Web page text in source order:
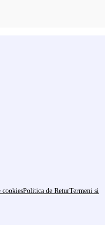
cookiesPolitica de ReturTermeni si